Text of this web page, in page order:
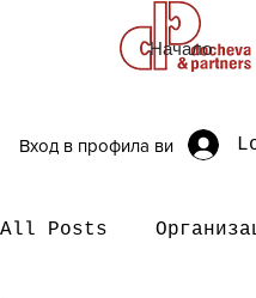
Начало
Вход в профила ви
All Posts